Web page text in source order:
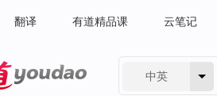
翻译 有道精品课 云笔记
中英